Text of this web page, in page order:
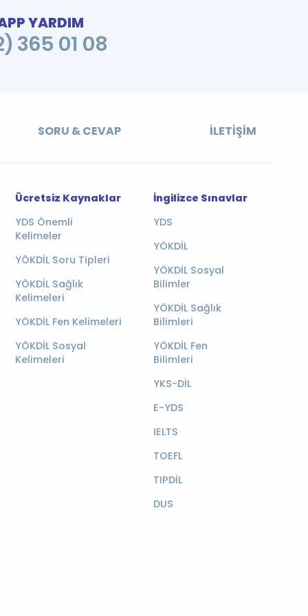
YARDIM
365 01 08
SORU & CEVAP İLETIŞIM
Ücretsiz Kaynaklar
YDS Önemli
Kelimeler
YÖKDİL Soru Tipleri
YÖKDİL Sağlık
Kelimeleri
YÖKDİL Fen Kelimeleri
YÖKDİL Sosyal
Kelimeleri
İngilizce Sınavlar
YDS
YÖKDİL
YÖKDİL Sosyal
Bilimler
YÖKDİL Sağlık
Bilimleri
YÖKDİL Fen
Bilimleri
YKS-DİL
E-YDS
IELTS
TOEFL
TIPDİL
DUS